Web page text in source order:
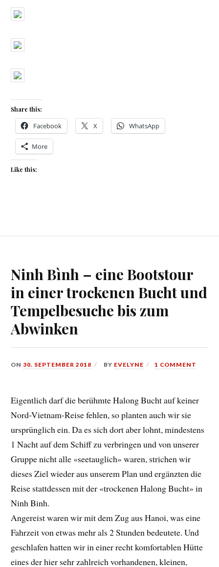
Share this:
Facebook X WhatsApp
More
Like this:
Ninh Bình – eine Bootstour
in einer trockenen Bucht und
Tempelbesuche bis zum
Abwinken
ON 30. SEPTEMBER 2018 BY EVELYNE 1 COMMENT
Eigentlich darf die berühmte Halong Bucht auf keiner
Nord-Vietnam-Reise fehlen, so planten auch wir sie
ursprünglich ein. Da es sich dort aber lohnt, mindestens
1 Nacht auf dem Schiff zu verbringen und von unserer
Gruppe nicht alle «seetauglich» waren, strichen wir
dieses Ziel wieder aus unserem Plan und ergänzten die
Reise stattdessen mit der «trockenen Halong Bucht» in
Ninh Binh.
Angereist waren wir mit dem Zug aus Hanoi, was eine
Fahrzeit von etwas mehr als 2 Stunden bedeutete. Und
geschlafen hatten wir in einer recht komfortablen Hütte
eines der hier sehr zahlreich vorhandenen, kleinen,